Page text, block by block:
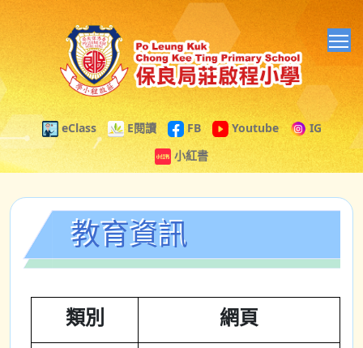
eClass E閱讀 FB Youtube
IG
小紅書
教育資訊
類別
網頁